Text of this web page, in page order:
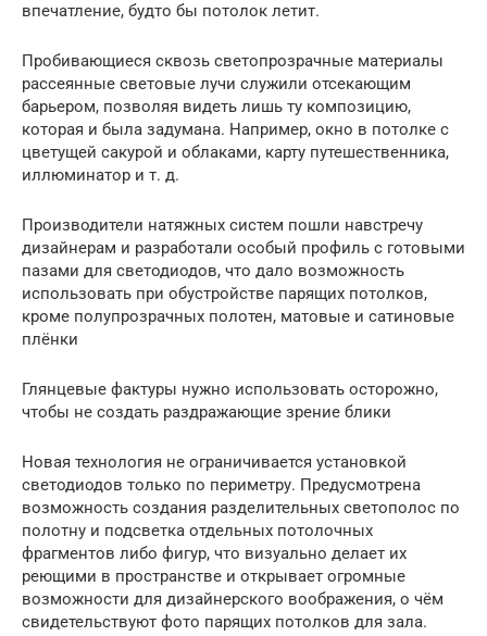
впечатление, будто бы потолок летит.
Пробивающиеся сквозь светопрозрачные материалы
рассеянные световые лучи служили отсекающим
барьером, позволяя видеть лишь ту композицию,
которая и была задумана. Например, окно в потолке с
цветущей сакурой и облаками, карту путешественника,
иллюминатор и т. д.
Производители натяжных систем пошли навстречу
дизайнерам и разработали особый профиль с готовыми
пазами для светодиодов, что дало возможность
использовать при обустройстве парящих потолков,
кроме полупрозрачных полотен, матовые и сатиновые
плёнки
Глянцевые фактуры нужно использовать осторожно,
чтобы не создать раздражающие зрение блики
Новая технология не ограничивается установкой
светодиодов только по периметру. Предусмотрена
возможность создания разделительных светополос по
полотну и подсветка отдельных потолочных
фрагментов либо фигур, что визуально делает их
реющими в пространстве и открывает огромные
возможности для дизайнерского воображения, о чём
свидетельствуют фото парящих потолков для зала.